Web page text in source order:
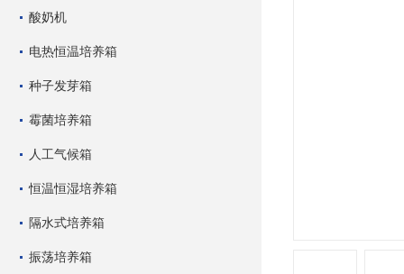
酸奶机
电热恒温培养箱
种子发芽箱
霉菌培养箱
人工气候箱
恒温恒湿培养箱
隔水式培养箱
振荡培养箱